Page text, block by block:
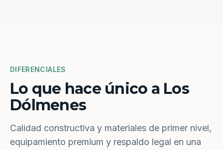
DIFERENCIALES
Lo que hace único a Los
Dólmenes
Calidad constructiva y materiales de primer nivel,
equipamiento premium y respaldo legal en una